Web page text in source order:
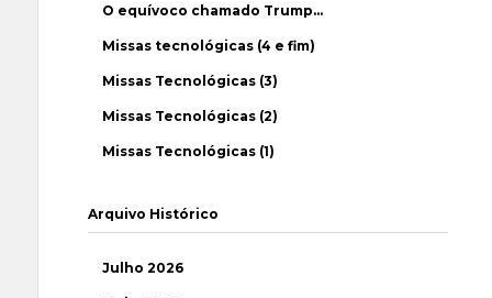
O equívoco chamado Trump…
Missas tecnológicas (4 e fim)
Missas Tecnológicas (3)
Missas Tecnológicas (2)
Missas Tecnológicas (1)
Arquivo Histórico
Julho 2026